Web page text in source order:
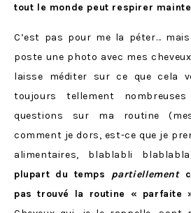
tout le monde peut respirer
C’est pas pour me la péter…
poste une photo avec mes
laisse méditer sur ce que cela
toujours tellement
questions sur ma routine
comment je dors, est-ce que je
alimentaires, blablabli
plupart du temps partiellement
pas trouvé la routine « parfaite